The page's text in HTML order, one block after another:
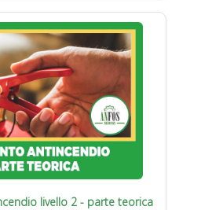
livello 2 - parte teorica